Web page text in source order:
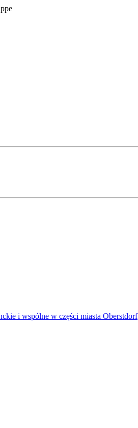
i wspólne w części miasta Oberstdorf